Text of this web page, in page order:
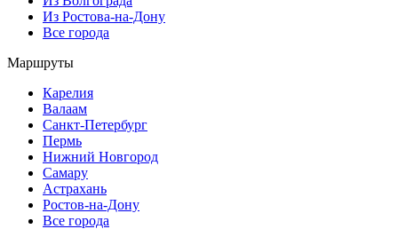
Из Ростова-на-Дону
Все города
Маршруты
Карелия
Валаам
Санкт-Петербург
Пермь
Нижний Новгород
Самару
Астрахань
Ростов-на-Дону
Все города